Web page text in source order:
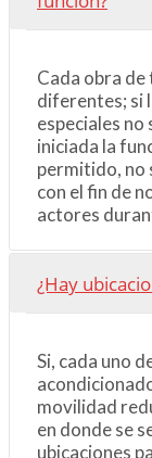
Cada obra
diferentes; si
especiales no
iniciada la
permitido, no
con el fin de
actores
¿Hay
Si, cada uno
movilidad
en donde se
ubicaciones